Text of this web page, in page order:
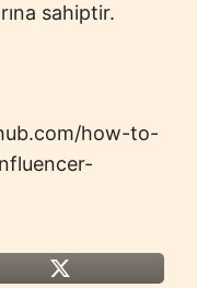
sahiptir.
how-to-